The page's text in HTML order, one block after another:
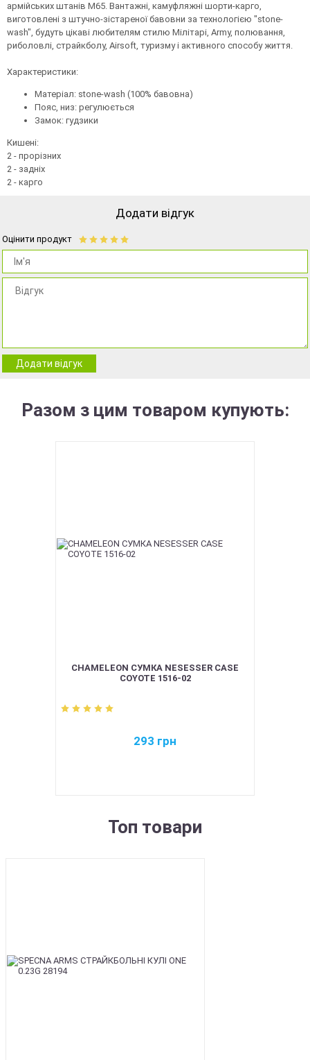
армійських штанів М65. Вантажні, камуфляжні шорти-карго,
виготовлені з штучно-зістареної бавовни за технологією "stone-
wash", будуть цікаві любителям стилю Мілітарі, Army, полювання,
риболовлі, страйкболу, Airsoft, туризму і активного способу життя.
Характеристики:
Матеріал: stone-wash (100% бавовна)
Пояс, низ: регулюється
Замок: гудзики
Кишені:
2 - прорізних
2 - задніх
2 - карго
Додати відгук
Оцінити продукт
Додати відгук
Разом з цим товаром купують:
CHAMELEON СУМКА NESESSER CASE
COYOTE 1516-02
293 грн
Топ товари